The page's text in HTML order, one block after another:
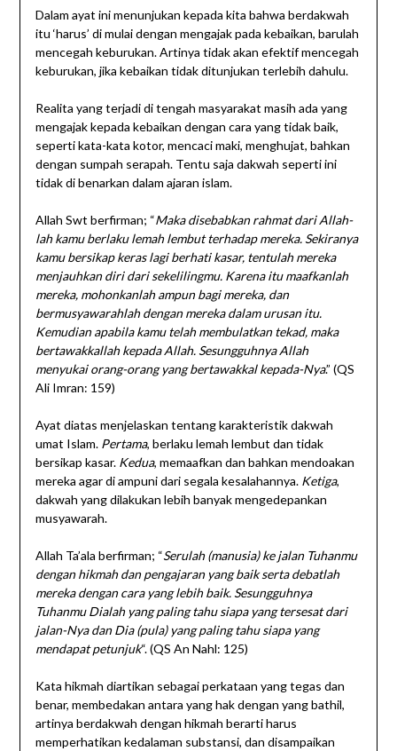
Dalam ayat ini menunjukan kepada kita bahwa berdakwah
itu ‘harus’ di mulai dengan mengajak pada kebaikan, barulah
mencegah keburukan. Artinya tidak akan efektif mencegah
keburukan, jika kebaikan tidak ditunjukan terlebih dahulu.
Realita yang terjadi di tengah masyarakat masih ada yang
mengajak kepada kebaikan dengan cara yang tidak baik,
seperti kata-kata kotor, mencaci maki, menghujat, bahkan
dengan sumpah serapah. Tentu saja dakwah seperti ini
tidak di benarkan dalam ajaran islam.
Allah Swt berfirman; “Maka disebabkan rahmat dari Allah-
lah kamu berlaku lemah lembut terhadap mereka. Sekiranya
kamu bersikap keras lagi berhati kasar, tentulah mereka
menjauhkan diri dari sekelilingmu. Karena itu maafkanlah
mereka, mohonkanlah ampun bagi mereka, dan
bermusyawarahlah dengan mereka dalam urusan itu.
Kemudian apabila kamu telah membulatkan tekad, maka
bertawakkallah kepada Allah. Sesungguhnya Allah
menyukai orang-orang yang bertawakkal kepada-Nya.” (QS
Ali Imran: 159)
Ayat diatas menjelaskan tentang karakteristik dakwah
umat Islam. Pertama, berlaku lemah lembut dan tidak
bersikap kasar. Kedua, memaafkan dan bahkan mendoakan
mereka agar di ampuni dari segala kesalahannya. Ketiga,
dakwah yang dilakukan lebih banyak mengedepankan
musyawarah.
Allah Ta’ala berfirman; “Serulah (manusia) ke jalan Tuhanmu
dengan hikmah dan pengajaran yang baik serta debatlah
mereka dengan cara yang lebih baik. Sesungguhnya
Tuhanmu Dialah yang paling tahu siapa yang tersesat dari
jalan-Nya dan Dia (pula) yang paling tahu siapa yang
mendapat petunjuk“. (QS An Nahl: 125)
Kata hikmah diartikan sebagai perkataan yang tegas dan
benar, membedakan antara yang hak dengan yang bathil,
artinya berdakwah dengan hikmah berarti harus
memperhatikan kedalaman substansi, dan disampaikan